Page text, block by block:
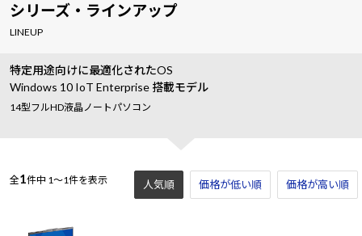
シリーズ・ラインアップ
LINEUP
特定用途向けに最適化されたOS
Windows 10 IoT Enterprise 搭載モデル
14型フルHD液晶ノートパソコン
全1 件中 1～1件を表示 人気順 価格が低い順 価格が高い順